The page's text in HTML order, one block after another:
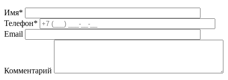
Имя*
Телефон*
Email
Комментарий